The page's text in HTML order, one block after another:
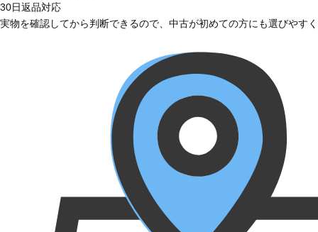
30日返品対応
実物を確認してから判断できるので、中古が初めての方にも選びやす